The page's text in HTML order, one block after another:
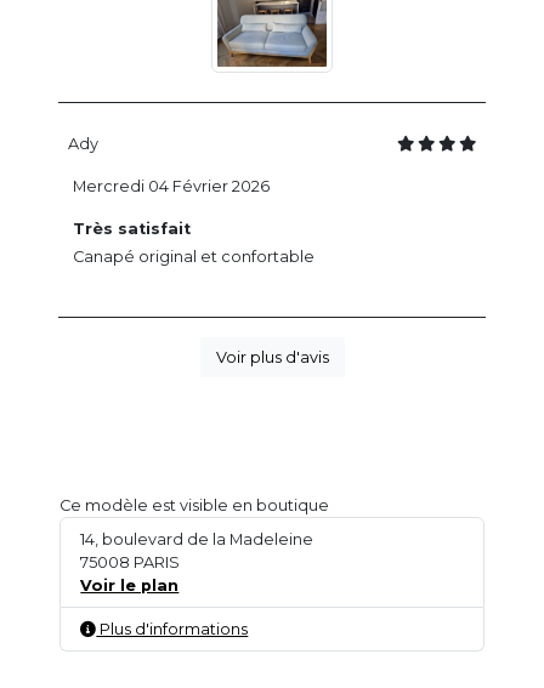
Ady
Très satisfait
Canapé original et confortable
Mercredi 04 Février 2026
Voir plus d'avis
Ce modèle est visible en boutique
14, boulevard de la Madeleine
75008 PARIS
Voir le plan
Plus d'informations